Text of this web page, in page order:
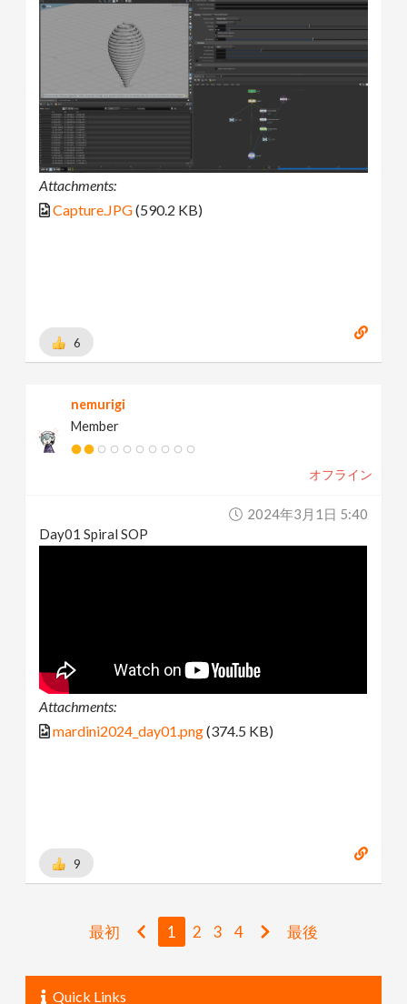
Attachments:
Capture.JPG(590.2 KB)
6
nemurigi
Member
オフライン
2024年3月1日 5:40
Day01 Spiral SOP
Attachments:
mardini2024_day01.png(374.5 KB)
9
最初 1 2 3 4 最後
Quick Links